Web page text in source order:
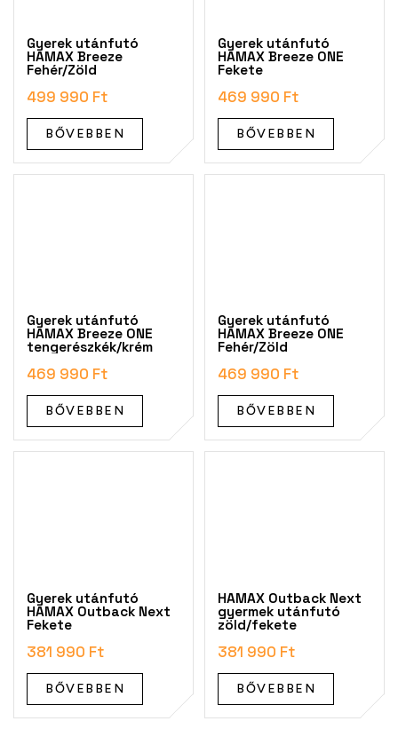
Gyerek utánfutó
HAMAX Breeze
Fehér/Zöld
499 990 Ft
BŐVEBBEN
Gyerek utánfutó
HAMAX Breeze ONE
Fekete
469 990 Ft
BŐVEBBEN
Gyerek utánfutó
HAMAX Breeze ONE
tengerészkék/krém
469 990 Ft
BŐVEBBEN
Gyerek utánfutó
HAMAX Breeze ONE
Fehér/Zöld
469 990 Ft
BŐVEBBEN
Gyerek utánfutó
HAMAX Outback Next
Fekete
381 990 Ft
BŐVEBBEN
HAMAX Outback Next
gyermek utánfutó
zöld/fekete
381 990 Ft
BŐVEBBEN